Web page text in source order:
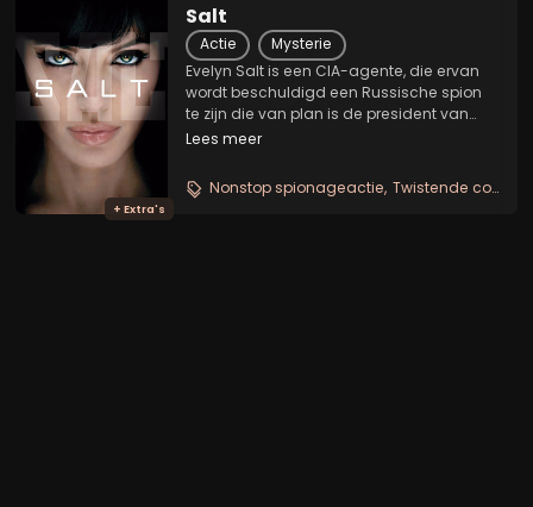
+ Extra's
Salt
Actie
Mysterie
Evelyn Salt is een CIA-agente, die ervan
wordt beschuldigd een Russische spion
te zijn die van plan is de president van
Rusland te vermoorden. Wanneer ze op
vaardigheden en haar verleden als
geheim-agente goed van...
Lees meer
Nonstop spionageactie Twistende complotthriller